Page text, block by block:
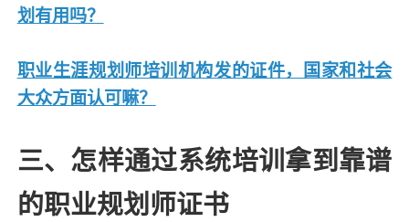
划有用吗？
职业生涯规划师培训机构发的证件，国家和社会
大众方面认可嘛？
三、怎样通过系统培训拿到靠谱
的职业规划师证书